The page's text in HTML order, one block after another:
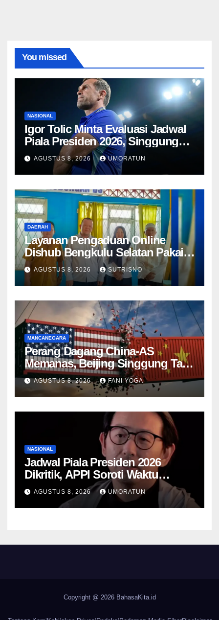
You missed
NASIONAL
Igor Tolic Minta Evaluasi Jadwal
Piala Presiden 2026, Singgung
Aturan FIFA soal Recovery 72
Jam
AGUSTUS 8, 2026 UMORATUN
DAERAH
Layanan Pengaduan Online
Dishub Bengkulu Selatan Pakai
QR Code untuk Lapor Rambu
Rusak hingga Parkir Liar
AGUSTUS 8, 2026 SUTRISNO
MANCANEGARA
Perang Dagang China-AS
Memanas, Beijing Singgung Tarif
Trump dan Penyelidikan
Keamanan Nasional
AGUSTUS 8, 2026 FANI YOGA
NASIONAL
Jadwal Piala Presiden 2026
Dikritik, APPI Soroti Waktu
Pemulihan Pemain Hanya Satu
Hari
AGUSTUS 8, 2026 UMORATUN
Copyright @ 2026 BahasaKita.id